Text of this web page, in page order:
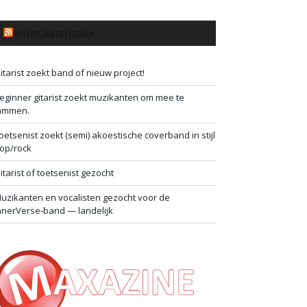
zoekt band of nieuw project!
gitarist zoekt muzikanten om mee te
zoekt (semi) akoestische coverband in stijl
rock
of toetsenist gezocht
en vocalisten gezocht voor de
band — landelijk